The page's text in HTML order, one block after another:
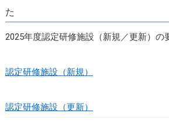
た
2025年度認定研修施設（新規／更新）の
認定研修施設（新規）
認定研修施設（更新）